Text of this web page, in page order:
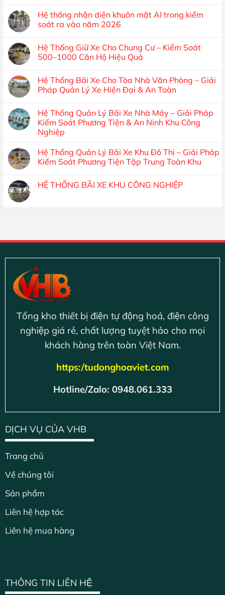
Hệ thống nhận diện khuôn mặt AI trong kiểm
soát ra vào năm 2026
Hệ Thống Giữ Xe Cho Chung Cư – Kiểm Soát
500–1000 Căn Hộ Hiệu Quả
Hệ Thống Bãi Xe Cho Tòa Nhà Văn Phòng – Giải
Pháp Quản Lý Xe Hiện Đại & An Toàn
Hệ Thống Quản Lý Bãi Xe Nhà Máy – Giải Pháp
Kiểm Soát Phương Tiện & An Ninh Khu Công
Nghiệp
Hệ Thống Quản Lý Bãi Xe Khu Đô Thị – Giải Pháp
Kiểm Soát Phương Tiện Tập Trung Toàn Khu
HỆ THỐNG BÃI XE KHU CÔNG NGHIỆP
Tổng kho thiết bị điện tự động hoá, điện công
nghiệp giá rẻ, chất lượng tuyệt hảo cho mọi
khách hàng trên toàn Việt Nam.
https:/tudonghoaviet.com
Hotline/Zalo: 0948.061.333
DỊCH VỤ CỦA VHB
Trang chủ
Về chúng tôi
Sản phẩm
Liên hệ hợp tác
Liên hệ mua hàng
THÔNG TIN LIÊN HỆ